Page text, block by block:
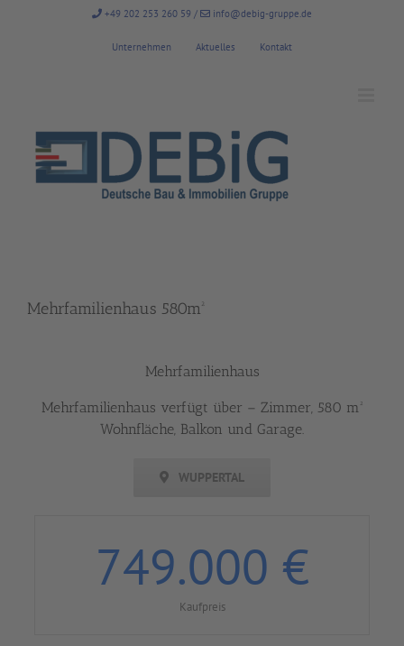
+49 202 253 260 59 / info@debig-gruppe.de
Unternehmen Aktuelles Kontakt
Mehrfamilienhaus 580m²
Mehrfamilienhaus
Mehrfamilienhaus verfügt über – Zimmer, 580 m²
Wohnfläche, Balkon und Garage.
WUPPERTAL
749.000 €
Kaufpreis